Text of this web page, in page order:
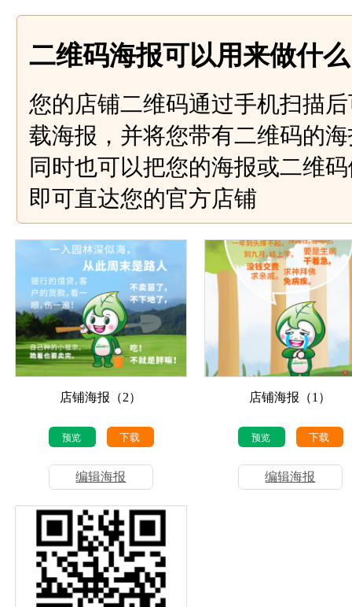
二维码海报可以用来做什
您的店铺二维码通过手机扫描
载海报，并将您带有二维码的
同时也可以把您的海报或二维
即可直达您的官方店铺
店铺海报（2）
预览 下载
编辑海报
店铺海报（1）
预览 下载
编辑海报